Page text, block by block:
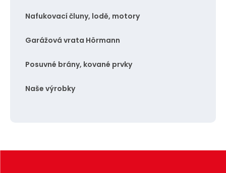
Nafukovací čluny, lodě, motory
Garážová vrata Hörmann
Posuvné brány, kované prvky
Naše výrobky